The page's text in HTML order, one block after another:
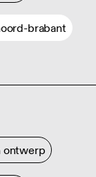
brabant
ontwerp